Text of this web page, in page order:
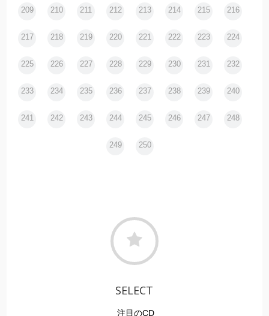
209 210 211 212 213 214 215 216
217 218 219 220 221 222 223 224
225 226 227 228 229 230 231 232
233 234 235 236 237 238 239 240
241 242 243 244 245 246 247 248
249 250
SELECT
注目のCD